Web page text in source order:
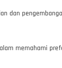
dan
memahami